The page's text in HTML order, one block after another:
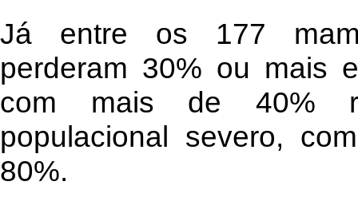
Já entre os 177
perderam 30% ou mais
com mais de 40%
populacional severo,
80%.